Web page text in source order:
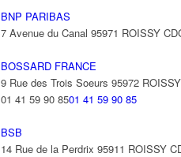
BNP PARIBAS
7 Avenue du Canal 95971 ROISSY
BOSSARD FRANCE
9 Rue des Trois Soeurs 95972
01 41 59 90 8501 41 59 90 85
BSB
14 Rue de la Perdrix 95911 ROISSY